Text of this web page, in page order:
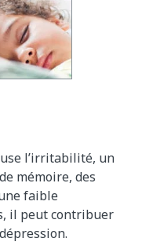
l’irritabilité, un
mémoire, des
faible
il peut contribuer